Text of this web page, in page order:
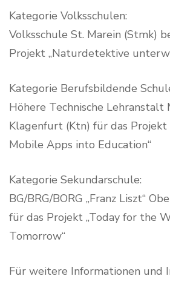
Kategorie Volksschulen:
Volksschule St. Marein (Stmk)
Projekt „Naturdetektive
Kategorie Berufsbildende
Höhere Technische Lehranstalt
Klagenfurt (Ktn) für das
Mobile Apps into Education“
Kategorie Sekundarschule:
BG/BRG/BORG „Franz Liszt“
für das Projekt „Today for the
Tomorrow“
Für weitere Informationen und